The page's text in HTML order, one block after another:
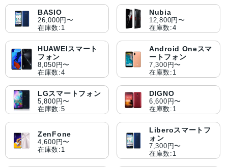
BASIO
26,000円〜
在庫数:1
Nubia
12,800円〜
在庫数:4
HUAWEIスマート
フォン
8,050円〜
在庫数:4
Android Oneスマ
ートフォン
7,300円〜
在庫数:1
LGスマートフォン
5,800円〜
在庫数:5
DIGNO
6,600円〜
在庫数:1
ZenFone
4,600円〜
在庫数:1
Liberoスマートフ
ォン
7,300円〜
在庫数:1